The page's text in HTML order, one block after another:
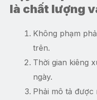
là chất lượng
Không phạm
trên.
Thời gian kiêng
ngày.
Phải mô tả được